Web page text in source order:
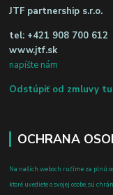
JTF partnership s.r.o.
tel: +421 908 700 612
www.jtf.sk
napíšte nám
Odstúpiť od zmluvy tu
OCHRANA
Na našich weboch ručíme za plnú
ktoré uvediete o svojej osobe, sú